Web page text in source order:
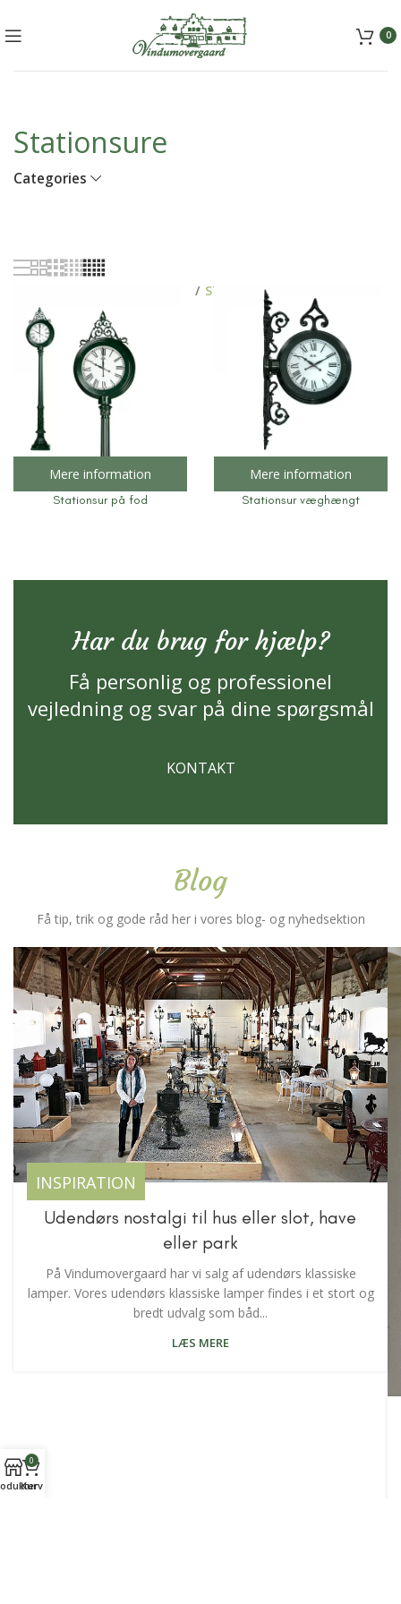
0
Stationsure
Categories
STATIONSURE
Mere information
Stationsur på fod
Mere information
Stationsur væghængt
Har du brug for hjælp?
Få personlig og professionel
vejledning og svar på dine spørgsmål
KONTAKT
Blog
Få tip, trik og gode råd her i vores blog- og nyhedsektion
INSPIRATION
Udendørs nostalgi til hus eller slot, have
eller park
På Vindumovergaard har vi salg af udendørs klassiske
lamper. Vores udendørs klassiske lamper findes i et stort og
bredt udvalg som båd...
LÆS MERE
mail@vindumovergaard.dk
0
Kurv